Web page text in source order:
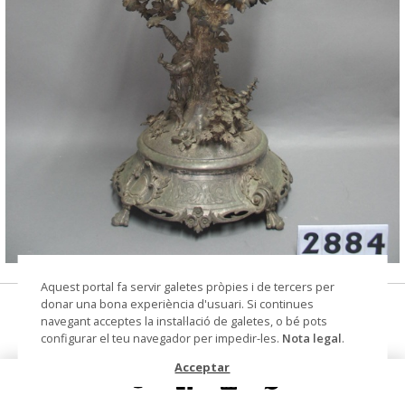
© Arxiu Fotogràfic del Consorci del Patrimoni de
Sitges
fruitera
Col·lecció Col. Dr. Jesús Pérez-Rosales
Aquest portal fa servir galetes pròpies i de tercers per
donar una bona experiència d'usuari. Si continues
navegant acceptes la instal·lació de galetes, o bé pots
configurar el teu navegador per impedir-les. Nota legal.
Acceptar